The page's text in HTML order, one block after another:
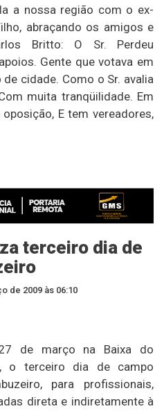
a nossa região com o ex-
abraçando os amigos e
Britto: O Sr. Perdeu
Gente que votava em
cidade. Como o Sr. avalia
muita tranqüilidade. Em
E tem vereadores,
terceiro dia de
de 2009 às 06:10
de março na Baixa do
o terceiro dia de campo
para profissionais,
direta e indiretamente à